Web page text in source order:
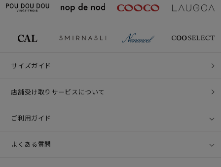
サイズガイド
店舗受け取りサービスについて
ご利用ガイド
よくある質問